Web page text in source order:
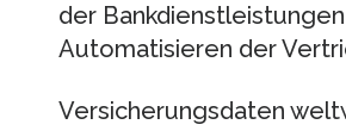
der
Automatisieren der
Versicherungsdaten